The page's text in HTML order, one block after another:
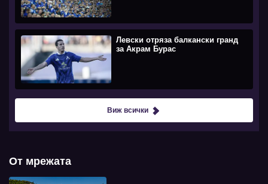
Левски отряза балкански гранд
за Акрам Бурас
Виж всички
От мрежата